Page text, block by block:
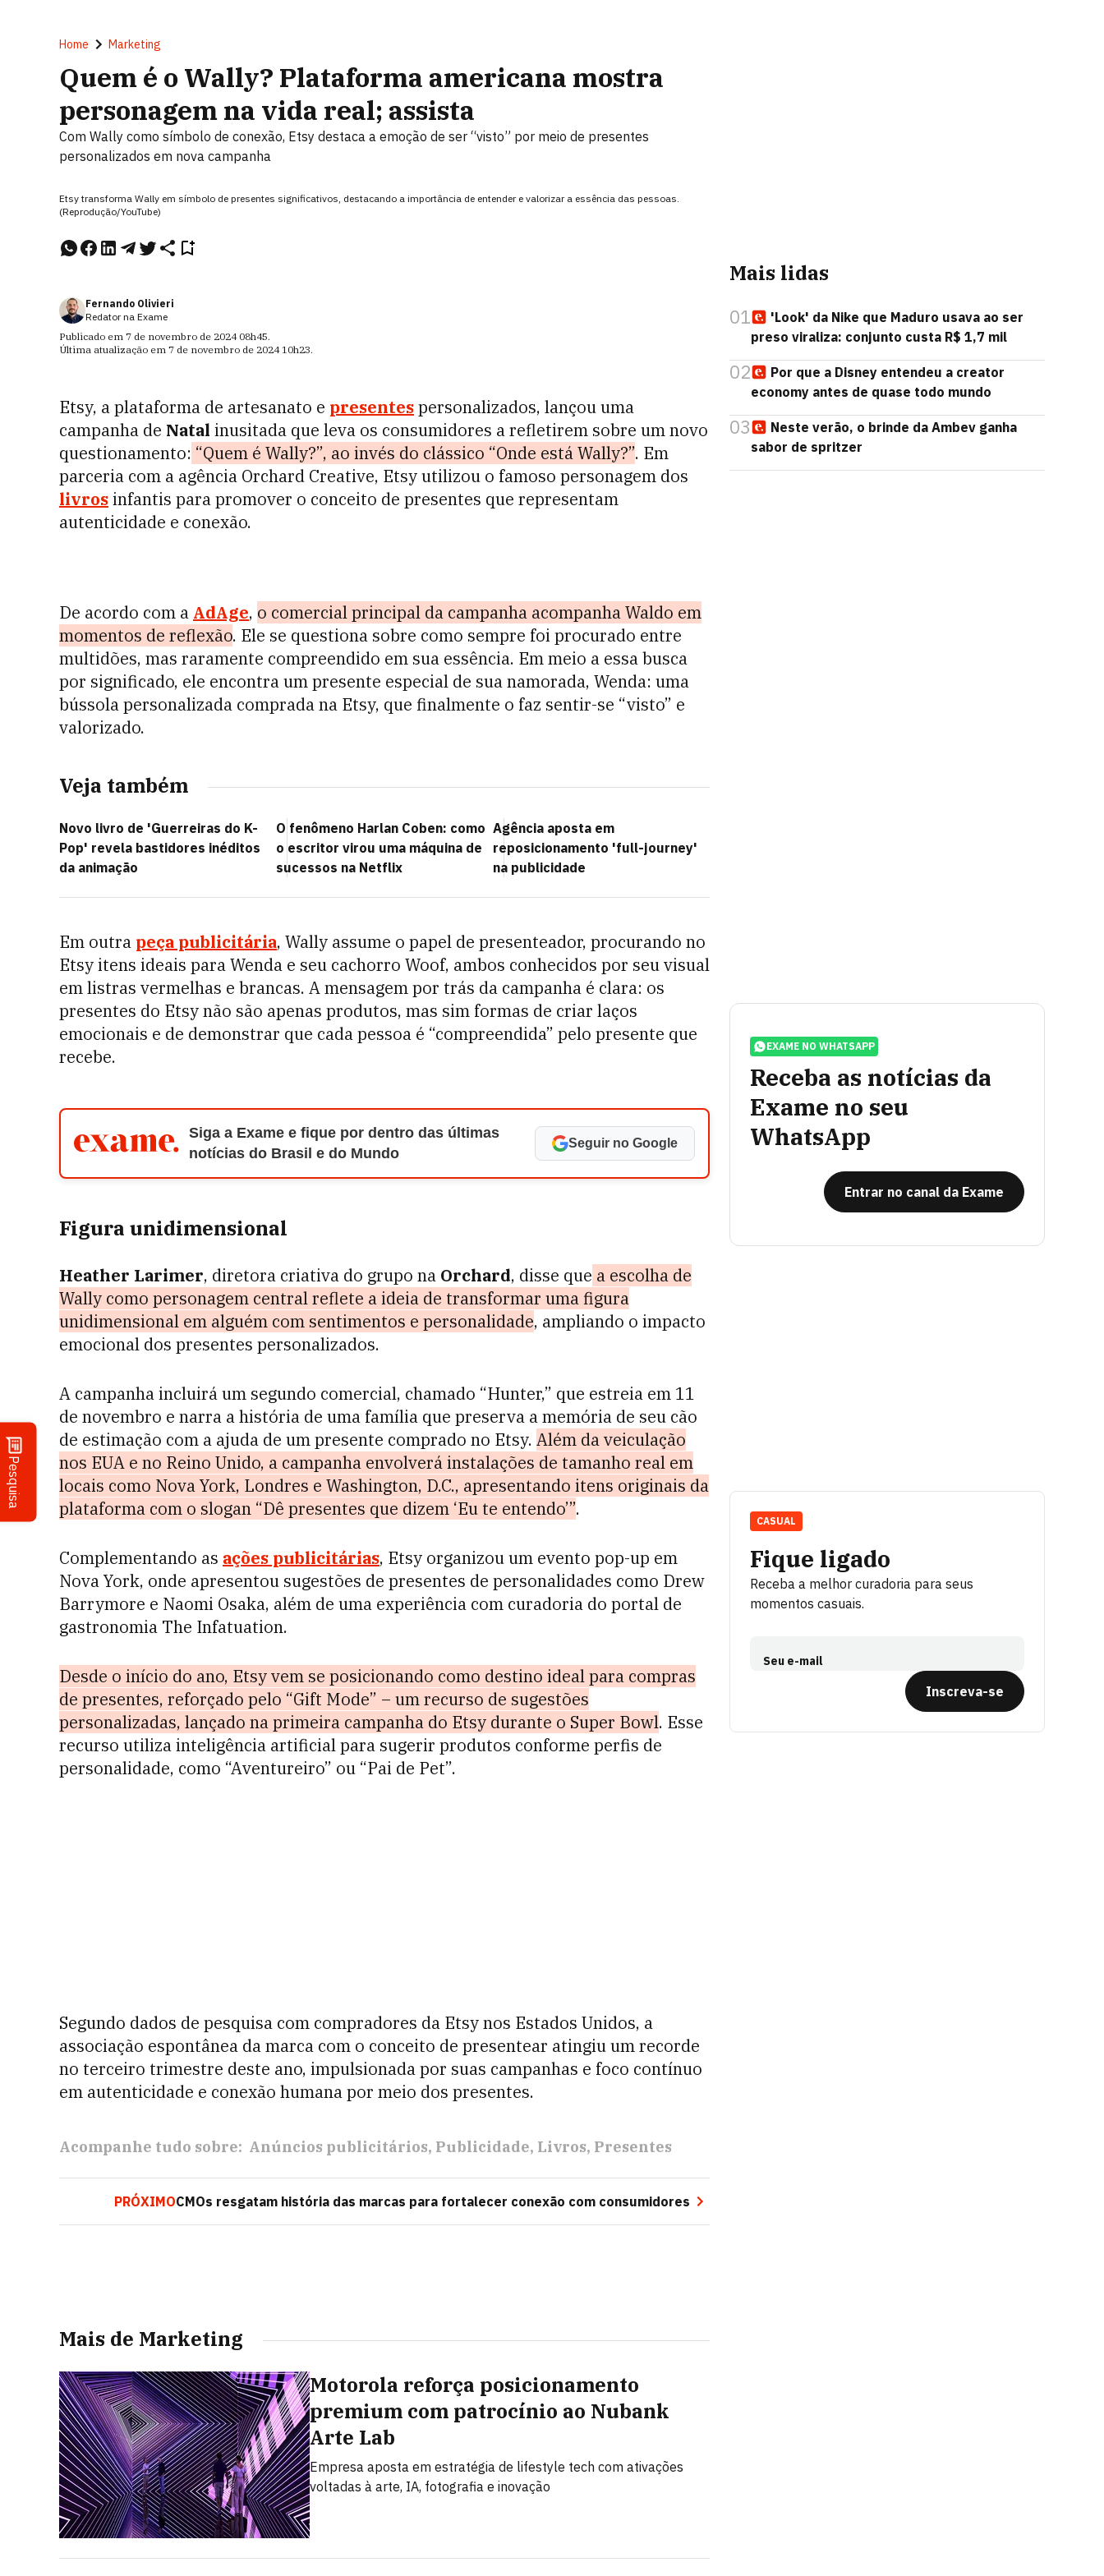
Pesquisa
Home Marketing
Quem é o Wally? Plataforma americana mostra
personagem na vida real; assista
Com Wally como símbolo de conexão, Etsy destaca a emoção de ser “visto” por meio de presentes
personalizados em nova campanha
Etsy transforma Wally em símbolo de presentes significativos, destacando a importância de entender e valorizar a essência das pessoas.
(Reprodução/YouTube)
Fernando Olivieri
Redator na Exame
Publicado em 7 de novembro de 2024 08h45.
Última atualização em 7 de novembro de 2024 10h23.
Etsy, a plataforma de artesanato e presentespersonalizados, lançou uma
campanha de Natal inusitada que leva os consumidores a refletirem sobre um novo
questionamento: “Quem é Wally?”, ao invés do clássico “Onde está Wally?”. Em
parceria com a agência Orchard Creative, Etsy utilizou o famoso personagem dos
livrosinfantis para promover o conceito de presentes que representam
autenticidade e conexão.
De acordo com a AdAge, o comercial principal da campanha acompanha Waldo em
momentos de reflexão. Ele se questiona sobre como sempre foi procurado entre
multidões, mas raramente compreendido em sua essência. Em meio a essa busca
por significado, ele encontra um presente especial de sua namorada, Wenda: uma
bússola personalizada comprada na Etsy, que finalmente o faz sentir-se “visto” e
valorizado.
Veja também
Novo livro de 'Guerreiras do K-
Pop' revela bastidores inéditos
da animação
O fenômeno Harlan Coben: como
o escritor virou uma máquina de
sucessos na Netflix
Agência aposta em
reposicionamento 'full-journey'
na publicidade
Em outra peça publicitária, Wally assume o papel de presenteador, procurando no
Etsy itens ideais para Wenda e seu cachorro Woof, ambos conhecidos por seu visual
em listras vermelhas e brancas. A mensagem por trás da campanha é clara: os
presentes do Etsy não são apenas produtos, mas sim formas de criar laços
emocionais e de demonstrar que cada pessoa é “compreendida” pelo presente que
recebe.
Siga a Exame e fique por dentro das últimas
notícias do Brasil e do Mundo
Seguir no Google
Figura unidimensional
Heather Larimer, diretora criativa do grupo na Orchard, disse que a escolha de
Wally como personagem central reflete a ideia de transformar uma figura
unidimensional em alguém com sentimentos e personalidade, ampliando o impacto
emocional dos presentes personalizados.
A campanha incluirá um segundo comercial, chamado “Hunter,” que estreia em 11
de novembro e narra a história de uma família que preserva a memória de seu cão
de estimação com a ajuda de um presente comprado no Etsy. Além da veiculação
nos EUA e no Reino Unido, a campanha envolverá instalações de tamanho real em
locais como Nova York, Londres e Washington, D.C., apresentando itens originais da
plataforma com o slogan “Dê presentes que dizem ‘Eu te entendo’”.
Complementando as ações publicitárias, Etsy organizou um evento pop-up em
Nova York, onde apresentou sugestões de presentes de personalidades como Drew
Barrymore e Naomi Osaka, além de uma experiência com curadoria do portal de
gastronomia The Infatuation.
Desde o início do ano, Etsy vem se posicionando como destino ideal para compras
de presentes, reforçado pelo “Gift Mode” – um recurso de sugestões
personalizadas, lançado na primeira campanha do Etsy durante o Super Bowl. Esse
recurso utiliza inteligência artificial para sugerir produtos conforme perfis de
personalidade, como “Aventureiro” ou “Pai de Pet”.
Segundo dados de pesquisa com compradores da Etsy nos Estados Unidos, a
associação espontânea da marca com o conceito de presentear atingiu um recorde
no terceiro trimestre deste ano, impulsionada por suas campanhas e foco contínuo
em autenticidade e conexão humana por meio dos presentes.
Acompanhe tudo sobre: Anúncios publicitários Publicidade Livros Presentes
PRÓXIMOCMOs resgatam história das marcas para fortalecer conexão com consumidores
Mais de Marketing
Motorola reforça posicionamento
premium com patrocínio ao Nubank
Arte Lab
Empresa aposta em estratégia de lifestyle tech com ativações
voltadas à arte, IA, fotografia e inovação
Mais lidas
01
'Look' da Nike que Maduro usava ao ser
preso viraliza: conjunto custa R$ 1,7 mil
02
Por que a Disney entendeu a creator
economy antes de quase todo mundo
03
Neste verão, o brinde da Ambev ganha
sabor de spritzer
EXAME NO WHATSAPP
Receba as notícias da
Exame no seu
WhatsApp
Entrar no canal da Exame
Fique ligado
Receba a melhor curadoria para seus
momentos casuais.
Seu e-mail
Inscreva-se
CASUAL